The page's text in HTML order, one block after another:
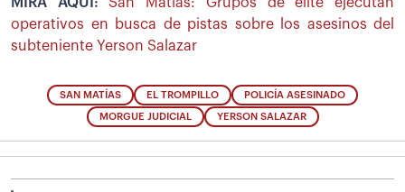
operativos en busca de pistas sobre los asesinos del
subteniente Yerson Salazar
SAN MATÍAS EL TROMPILLO POLICÍA ASESINADO
MORGUE JUDICIAL YERSON SALAZAR